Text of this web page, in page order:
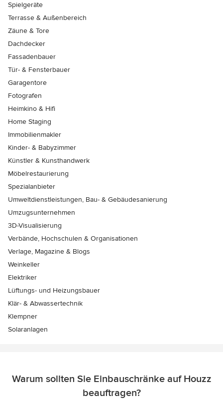
Spielgeräte
Terrasse & Außenbereich
Zäune & Tore
Dachdecker
Fassadenbauer
Tür- & Fensterbauer
Garagentore
Fotografen
Heimkino & Hifi
Home Staging
Immobilienmakler
Kinder- & Babyzimmer
Künstler & Kunsthandwerk
Möbelrestaurierung
Spezialanbieter
Umweltdienstleistungen, Bau- & Gebäudesanierung
Umzugsunternehmen
3D-Visualisierung
Verbände, Hochschulen & Organisationen
Verlage, Magazine & Blogs
Weinkeller
Elektriker
Lüftungs- und Heizungsbauer
Klär- & Abwassertechnik
Klempner
Solaranlagen
Warum sollten Sie Einbauschränke auf Houzz
beauftragen?